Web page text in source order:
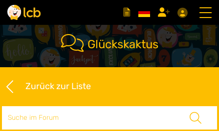
Glückskaktus
Zurück zur Liste